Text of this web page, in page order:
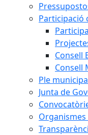
Participació
Consell
Consell
Ple
Junta de